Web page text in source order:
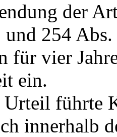
der
254
für vier
ein.
Urteil führte
innerhalb